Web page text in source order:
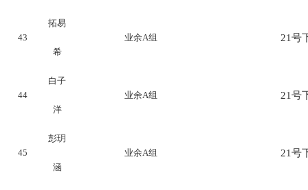
43
拓易
希
业余A组 21号
44
白子
洋
业余A组 21号
45
彭玥
涵
业余A组 21号